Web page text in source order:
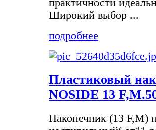
Широкий выбор ...
подробнее
Пластиковый
NOSIDE 13
Наконечник (13 F,M)